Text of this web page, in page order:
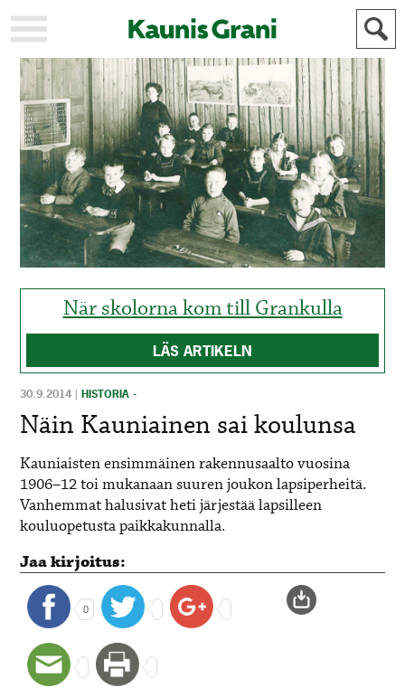
KAUPUNKI
STADEN
AJANKOHTAISTA
AKTUELLT
URHEILU
IDROTT
KULTTUURI
KULTUR
HISTORIA
HISTORIA
YLEINEN
ALLMÄN
MAINOSTAJILLE
FÖR
ANNONSÖRER
När skolorna kom till Grankulla
LÄS ARTIKELN
30.9.2014 |HISTORIA -
Näin Kauniainen sai koulunsa
Kauniaisten ensimmäinen rakennusaalto vuosina
1906–12 toi mukanaan suuren joukon lapsiperheitä.
Vanhemmat halusivat heti järjestää lapsilleen
kouluopetusta paikkakunnalla.
Jaa kirjoitus:
0